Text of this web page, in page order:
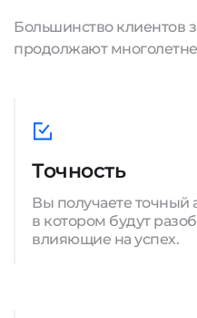
Большинство клиентов
продолжают
Точность
Вы получаете точный
в котором будут
влияющие на успех.